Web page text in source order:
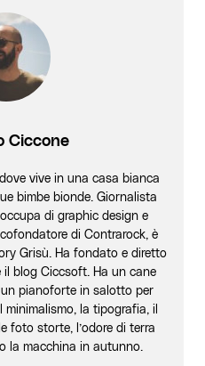
Ciccone
vive in una casa bianca
bimbe bionde. Giornalista
di graphic design e
di Contrarock, è
Grisù. Ha fondato e diretto
blog Ciccsoft. Ha un cane
pianoforte in salotto per
la tipografia, il
foto storte, l’odore di terra
la macchina in autunno.